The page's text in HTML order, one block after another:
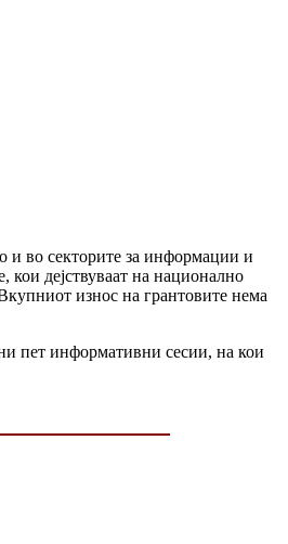
и во секторите за информации и
дејствуваат на национално
износ на грантовите нема
пет информативни сесии, на кои